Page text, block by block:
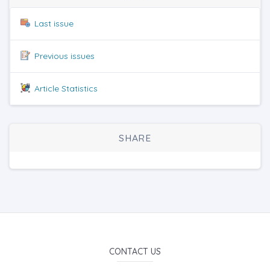
Last issue
Previous issues
Article Statistics
SHARE
CONTACT US